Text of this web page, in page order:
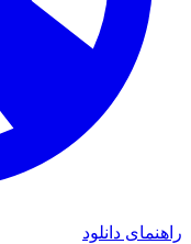
دانلود